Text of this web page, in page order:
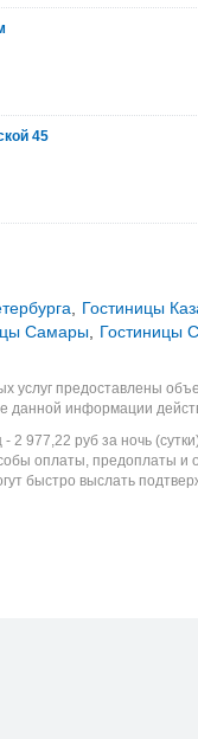
45
Гостиницы
Самары Гостиницы
услуг предоставлены
данной информации
- 2 977,22 руб за ночь
оплаты, предоплаты и
быстро выслать